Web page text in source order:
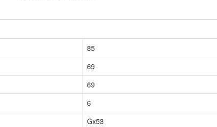
85
69
69
6
Gx53